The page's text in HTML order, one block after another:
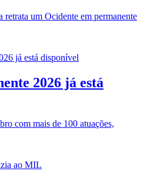
retrata um Ocidente em permanente
2026 já está
com mais de 100 atuações,